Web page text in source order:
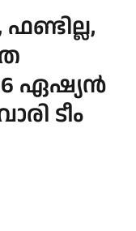
ഏഷ്യന്‍
ടീം